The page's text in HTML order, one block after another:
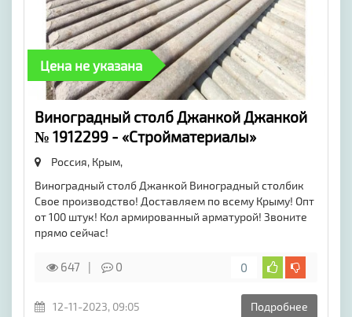
Цена не указана
Виноградный столб Джанкой Джанкой
№ 1912299 - «Стройматериалы»
Россия, Крым,
Виноградный столб Джанкой Виноградный столбик
Свое производство! Доставляем по всему Крыму! Опт
от 100 штук! Кол армированный арматурой! Звоните
прямо сейчас!
647 0 0
12-11-2023, 09:05 Подробнее